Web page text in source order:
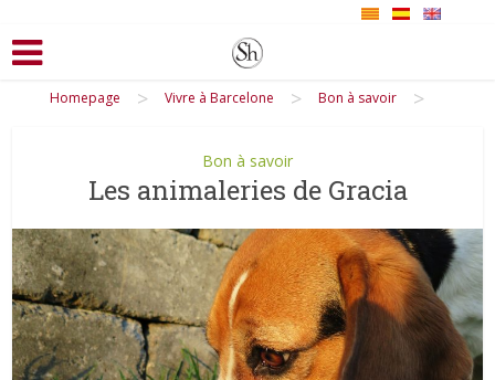
Homepage > Vivre à Barcelone > Bon à savoir >
Bon à savoir
Les animaleries de Gracia